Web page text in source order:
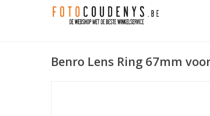
Benro Lens Ring 67mm